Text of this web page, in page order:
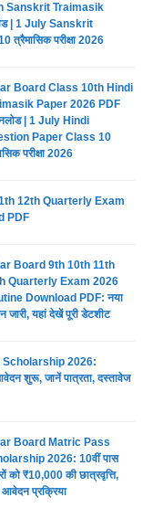
Sanskrit Traimasik
| 1 July Sanskrit
परीक्षा 2026
Board Class 10th Hindi
Paper 2026 PDF
| 1 July Hindi
Paper Class 10
परीक्षा 2026
12th Quarterly Exam
PDF
Board 9th 10th 11th
Quarterly Exam 2026
Download PDF: नया
जारी, यहां देखें पूरी डेटशीट
2026:
शुरू, जानें पात्रता, दस्तावेज
Board Matric Pass
2026: 10वीं पास
को ₹10,000 की छात्रवृत्ति,
आवेदन प्रक्रिया